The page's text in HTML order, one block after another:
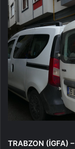
TRABZON (İGFA) –